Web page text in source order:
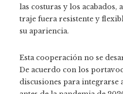
las costuras y los acabados,
traje fuera resistente y
su apariencia.
Esta cooperación no se
De acuerdo con los
discusiones para